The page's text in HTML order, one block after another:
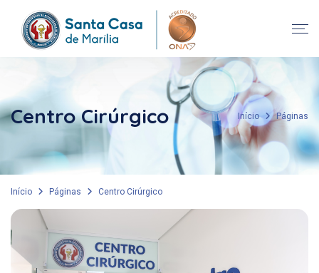
Centro Cirúrgico Início Páginas
Início Páginas Centro Cirúrgico